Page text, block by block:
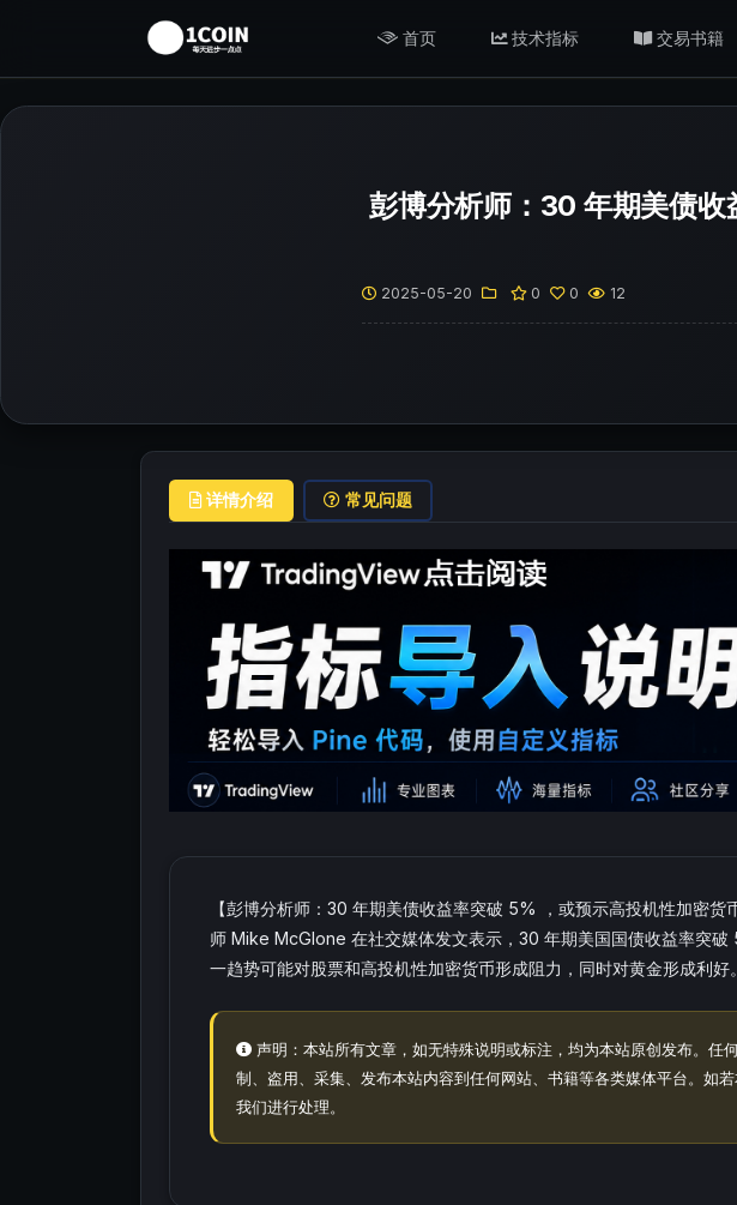
首页 技术指标 交易书籍
彭博分析师：30 年期美债
2025-05-20 0 0 12
详情介绍 常见问题
【彭博分析师：30 年期美债收益率突破 5% ，或预示高投机性加密
师 Mike McGlone 在社交媒体发文表示，30 年期美国国债收益率突
一趋势可能对股票和高投机性加密货币形成阻力，同时对黄金形成利好。
声明：本站所有文章，如无特殊说明或标注，均为本站原创发布。任
制、盗用、采集、发布本站内容到任何网站、书籍等各类媒体平台。如
我们进行处理。